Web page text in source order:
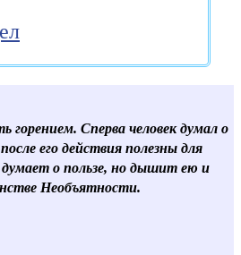
Сперва человек думал о
его действия полезны для
думает о пользе, но дышит ею и
Необъятности.